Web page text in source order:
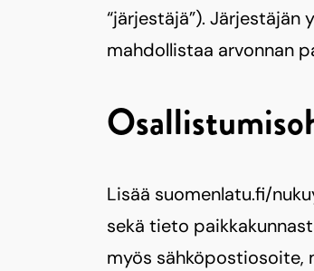
“järjestäjä”).
mahdollistaa arvonnan
Lisää suomenlatu.fi/
sekä tieto
myös sähköpostiosoite,